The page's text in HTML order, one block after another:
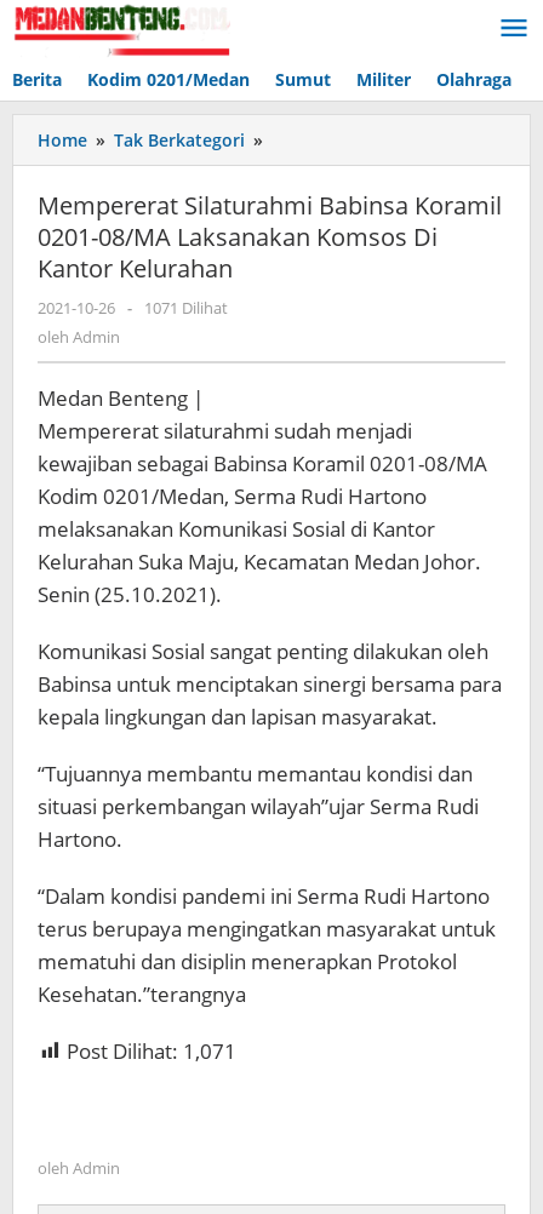
Lewati
ke
Berita Kodim 0201/Medan Sumut Militer Olahraga
Home » Tak Berkategori »
Silaturahmi
Koramil
0201-
Kantor
Mempererat Silaturahmi Babinsa Koramil
0201-08/MA Laksanakan Komsos Di
Kantor Kelurahan
2021-10-26 oleh
-
1071 Dilihat
oleh Admin
Medan Benteng |
Mempererat silaturahmi sudah menjadi
kewajiban sebagai Babinsa Koramil 0201-08/MA
Kodim 0201/Medan, Serma Rudi Hartono
melaksanakan Komunikasi Sosial di Kantor
Kelurahan Suka Maju, Kecamatan Medan Johor.
Senin (25.10.2021).
Komunikasi Sosial sangat penting dilakukan oleh
Babinsa untuk menciptakan sinergi bersama para
kepala lingkungan dan lapisan masyarakat.
“Tujuannya membantu memantau kondisi dan
situasi perkembangan wilayah”ujar Serma Rudi
Hartono.
“Dalam kondisi pandemi ini Serma Rudi Hartono
terus berupaya mengingatkan masyarakat untuk
mematuhi dan disiplin menerapkan Protokol
Kesehatan.”terangnya
Post Dilihat: 1,071
oleh Admin